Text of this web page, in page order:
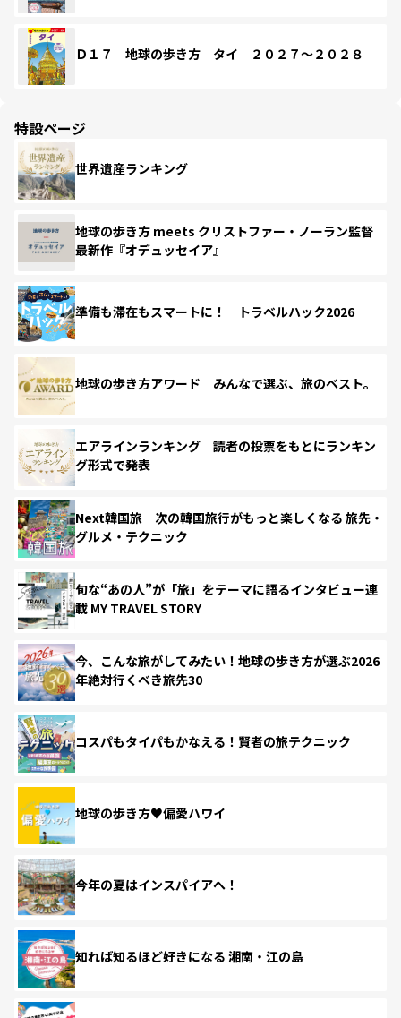
Ｄ１７ 地球の歩き方 タイ ２０２７～２０２８
特設ページ
世界遺産ランキング
地球の歩き方 meets クリストファー・ノーラン監督
最新作『オデュッセイア』
準備も滞在もスマートに！ トラベルハック2026
地球の歩き方アワード みんなで選ぶ、旅のベスト。
エアラインランキング 読者の投票をもとにランキン
グ形式で発表
Next韓国旅 次の韓国旅行がもっと楽しくなる 旅先・
グルメ・テクニック
旬な“あの人”が「旅」をテーマに語るインタビュー連
載 MY TRAVEL STORY
今、こんな旅がしてみたい！地球の歩き方が選ぶ2026
年絶対行くべき旅先30
コスパもタイパもかなえる！賢者の旅テクニック
地球の歩き方♥偏愛ハワイ
今年の夏はインスパイアへ！
知れば知るほど好きになる 湘南・江の島